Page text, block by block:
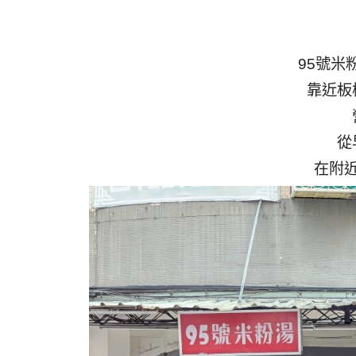
95號米
靠近
從
在附